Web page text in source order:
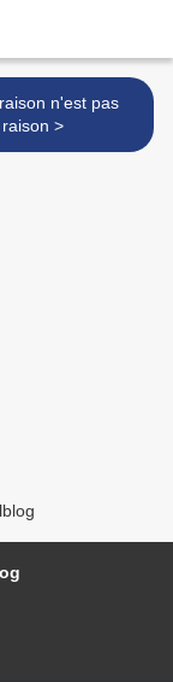
n'est pas
raison >